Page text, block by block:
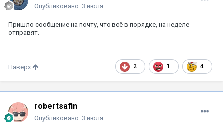
Опубликовано: 3 июля
Пришло сообщение на почту, что всё в порядке, на неделе
отправят.
2 1 4
Наверх
robertsafin
Опубликовано: 3 июля